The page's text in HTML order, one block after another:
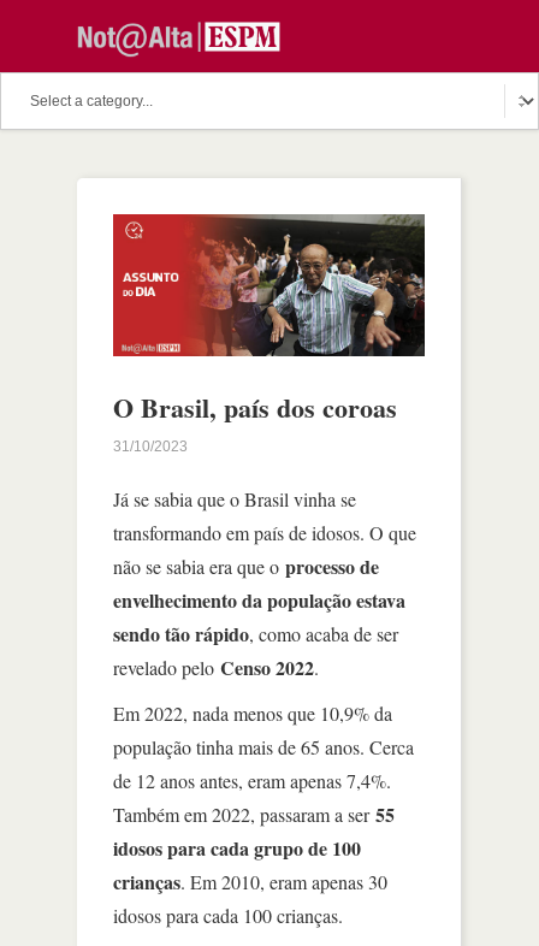
O Brasil, país dos coroas
31/10/2023
Já se sabia que o Brasil vinha se
transformando em país de idosos. O que
não se sabia era que o processo de
envelhecimento da população estava
sendo tão rápido, como acaba de ser
revelado pelo Censo 2022.
Em 2022, nada menos que 10,9% da
população tinha mais de 65 anos. Cerca
de 12 anos antes, eram apenas 7,4%.
Também em 2022, passaram a ser55
idosos para cada grupo de 100
crianças. Em 2010, eram apenas 30
idosos para cada 100 crianças.